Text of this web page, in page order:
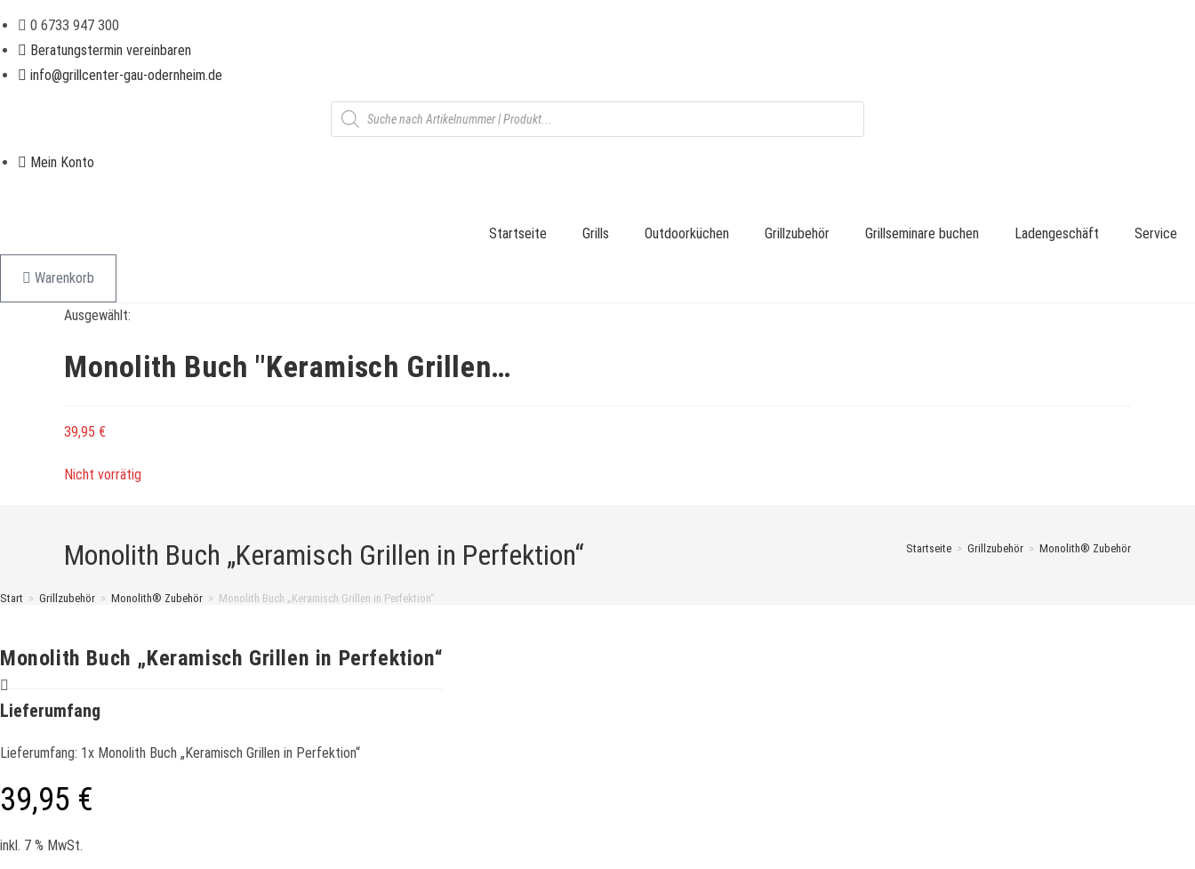
Zum
Inhalt
springen
0 6733 947 300
Beratungstermin vereinbaren
info@grillcenter-gau-odernheim.de
Products
search
Mein Konto
Startseite Grills Outdoorküchen Grillzubehör Grillseminare buchen Ladengeschäft Service
Warenkorb
Ausgewählt:
Monolith Buch "Keramisch Grillen…
39,95 €
Nicht vorrätig
Monolith Buch „Keramisch Grillen in Perfektion“ Startseite > Grillzubehör > Monolith® Zubehör
Start > Grillzubehör > Monolith® Zubehör > Monolith Buch „Keramisch Grillen in Perfektion“
Monolith Buch „Keramisch Grillen in Perfektion“
Lieferumfang
Lieferumfang: 1x Monolith Buch „Keramisch Grillen in Perfektion“
39,95 €
inkl. 7 % MwSt.